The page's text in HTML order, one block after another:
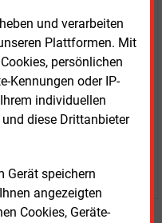
und verarbeiten
Plattformen. Mit
persönlichen
Kennungen oder IP-
individuellen
diese Drittanbieter
Gerät speichern
angezeigten
Cookies, Geräte-
Beitrag für